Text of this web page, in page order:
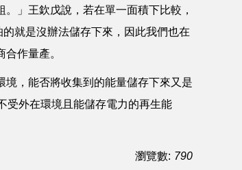
」王欽戊說，若在單一面積下比較，
就是沒辦法儲存下來，因此我們也在
作量產。
，能否將收集到的能量儲存下來又是
受外在環境且能儲存電力的再生能
瀏覽數: 790